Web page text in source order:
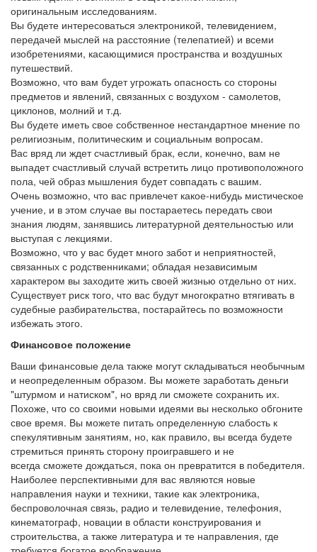
оригинальным исследованиям.
Вы будете интересоваться электроникой, телевидением,
передачей мыслей на расстояние (телепатией) и всеми
изобретениями, касающимися пространства и воздушных
путешествий.
Возможно, что вам будет угрожать опасность со стороны
предметов и явлений, связанных с воздухом - самолетов,
циклонов, молний и т.д.
Вы будете иметь свое собственное нестандартное мнение по
религиозным, политическим и социальным вопросам.
Вас вряд ли ждет счастливый брак, если, конечно, вам не
выпадет счастливый случай встретить лицо противоположного
пола, чей образ мышления будет совпадать с вашим.
Очень возможно, что вас привлечет какое-нибудь мистическое
учение, и в этом случае вы постараетесь передать свои
знания людям, занявшись литературной деятельностью или
выступая с лекциями.
Возможно, что у вас будет много забот и неприятностей,
связанных с родственниками; обладая независимым
характером вы заходите жить своей жизнью отдельно от них.
Существует риск того, что вас будут многократно втягивать в
судебные разбирательства, постарайтесь по возможности
избежать этого.
Финансовое положение
Ваши финансовые дела также могут складываться необычным
и неопределенным образом. Вы можете заработать деньги
"штурмом и натиском", но вряд ли сможете сохранить их.
Похоже, что со своими новыми идеями вы несколько обгоните
свое время. Вы можете питать определенную слабость к
спекулятивным занятиям, но, как правило, вы всегда будете
стремиться принять сторону проигравшего и не
всегда сможете дождаться, пока он превратится в победителя.
Наиболее перспективными для вас являются новые
направления науки и техники, такие как электроника,
беспроволочная связь, радио и телевидение, телефония,
кинематограф, новации в области конструирования и
строительства, а также литература и те направления, где